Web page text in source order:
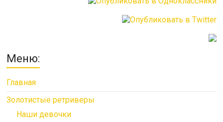
Меню:
Главная
Золотистые ретриверы
Наши девочки